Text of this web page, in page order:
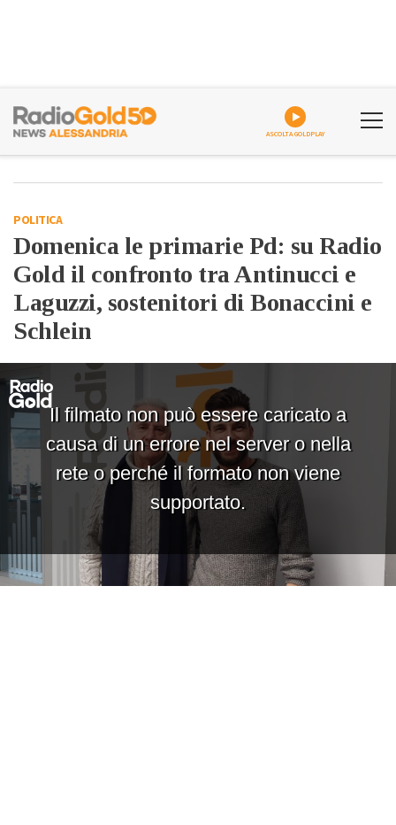
ASCOLTA GOLDPLAY
POLITICA
Domenica le primarie Pd: su Radio
Gold il confronto tra Antinucci e
Laguzzi, sostenitori di Bonaccini e
Schlein